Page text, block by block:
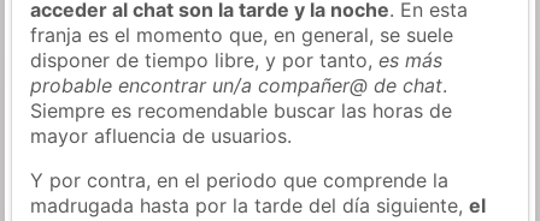
acceder al chat son la tarde y la noche. En esta
franja es el momento que, en general, se suele
disponer de tiempo libre, y por tanto,es más
probable encontrar un/a compañer@ de chat.
Siempre es recomendable buscar las horas de
mayor afluencia de usuarios.
Y por contra, en el periodo que comprende la
madrugada hasta por la tarde del día siguiente,el